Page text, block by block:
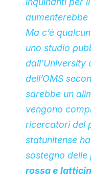
aumenterebbe
Ma c’è
uno studio
dall’University
dell’OMS
sarebbe un
vengono
ricercatori del
statunitense
sostegno delle
rossa e